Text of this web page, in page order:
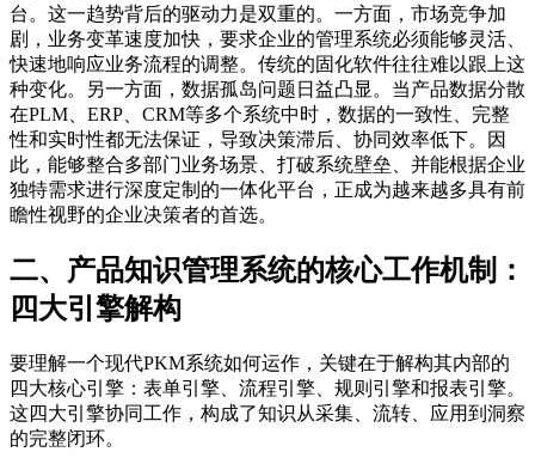
台。这一趋势背后的驱动力是双重的。一方面，市场竞争加
剧，业务变革速度加快，要求企业的管理系统必须能够灵活、
快速地响应业务流程的调整。传统的固化软件往往难以跟上这
种变化。另一方面，数据孤岛问题日益凸显。当产品数据分散
在PLM、ERP、CRM等多个系统中时，数据的一致性、完整
性和实时性都无法保证，导致决策滞后、协同效率低下。因
此，能够整合多部门业务场景、打破系统壁垒、并能根据企业
独特需求进行深度定制的一体化平台，正成为越来越多具有前
瞻性视野的企业决策者的首选。
二、产品知识管理系统的核心工作机制：
四大引擎解构
要理解一个现代PKM系统如何运作，关键在于解构其内部的
四大核心引擎：表单引擎、流程引擎、规则引擎和报表引擎。
这四大引擎协同工作，构成了知识从采集、流转、应用到洞察
的完整闭环。